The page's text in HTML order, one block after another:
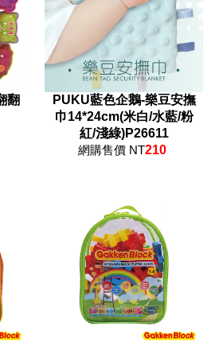
翻
PUKU藍色企鵝-樂豆安撫
巾14*24cm(米白/水藍/粉
紅/淺綠)P26611
網購售價 NT210